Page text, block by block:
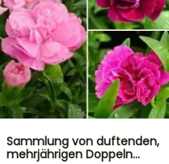
Sammlung von duftenden,
mehrjährigen Doppeln…